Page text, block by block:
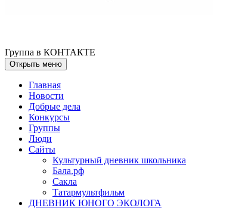
Группа в КОНТАКТЕ
Открыть меню
Главная
Новости
Добрые дела
Конкурсы
Группы
Люди
Сайты
Культурный дневник школьника
Бала.рф
Сакла
Татармультфильм
ДНЕВНИК ЮНОГО ЭКОЛОГА